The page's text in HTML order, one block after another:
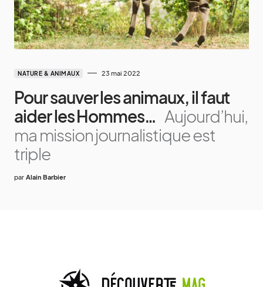
NATURE & ANIMAUX 23 mai 2022
Pour sauver les animaux, il faut
aider les Hommes… Aujourd’hui,
ma mission journalistique est
triple
par Alain Barbier